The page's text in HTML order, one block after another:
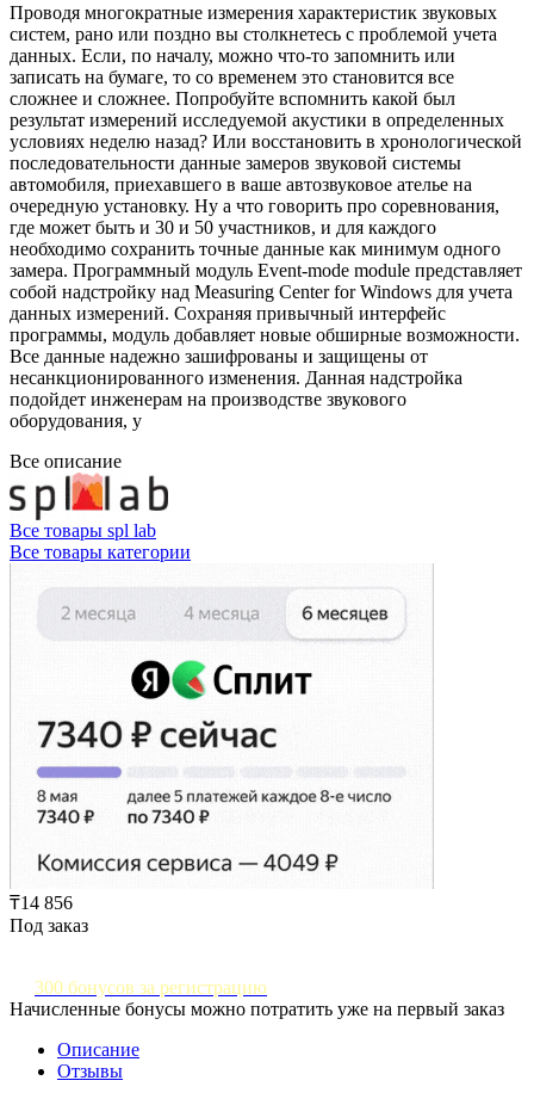
Проводя многократные измерения характеристик звуковых
систем, рано или поздно вы столкнетесь с проблемой учета
данных. Если, по началу, можно что-то запомнить или
записать на бумаге, то со временем это становится все
сложнее и сложнее. Попробуйте вспомнить какой был
результат измерений исследуемой акустики в определенных
условиях неделю назад? Или восстановить в хронологической
последовательности данные замеров звуковой системы
автомобиля, приехавшего в ваше автозвуковое ателье на
очередную установку. Ну а что говорить про соревнования,
где может быть и 30 и 50 участников, и для каждого
необходимо сохранить точные данные как минимум одного
замера. Программный модуль Event-mode module представляет
собой надстройку над Measuring Center for Windows для учета
данных измерений. Сохраняя привычный интерфейс
программы, модуль добавляет новые обширные возможности.
Все данные надежно зашифрованы и защищены от
несанкционированного изменения. Данная надстройка
подойдет инженерам на производстве звукового
оборудования, у
Все описание
Все товары spl lab
Все товары категории
₸14 856
Под заказ
300 бонусов за регистрацию
Начисленные бонусы можно потратить уже на первый заказ
Описание
Отзывы